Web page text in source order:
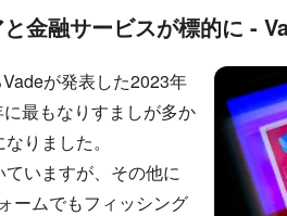
金融サービスが標的に -
が発表した2023年
最もなりすましが多か
りました。
いますが、その他に
ームでもフィッシング